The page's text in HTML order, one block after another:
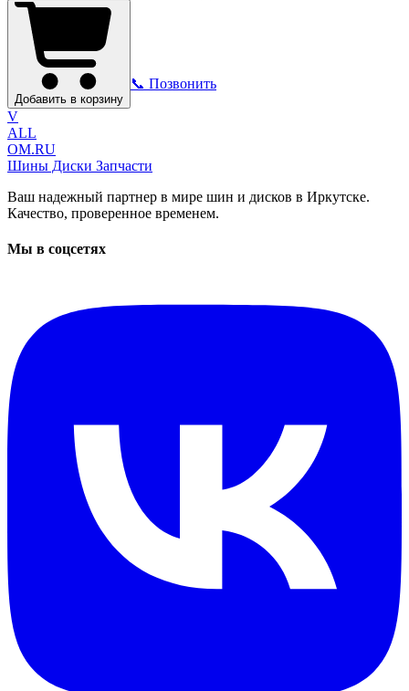
Добавить в корзину
📞 Позвонить
V
ALL
OM.RU
Шины Диски Запчасти
Ваш надежный партнер в мире шин и дисков в Иркутске.
Качество, проверенное временем.
Мы в соцсетях